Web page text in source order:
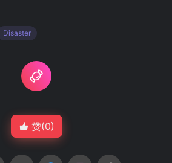
Disaster
赞(0)